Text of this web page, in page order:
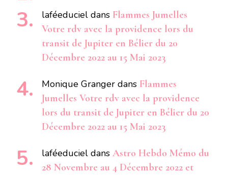
laféeduciel dans Flammes Jumelles
Votre rdv avec la providence lors du
transit de Jupiter en Bélier du 20
Décembre 2022 au 15 Mai 2023
Monique Granger dans Flammes
Jumelles Votre rdv avec la providence
lors du transit de Jupiter en Bélier du 20
Décembre 2022 au 15 Mai 2023
laféeduciel dans Astro Hebdo Mémo du
28 Novembre au 4 Décembre 2022 et